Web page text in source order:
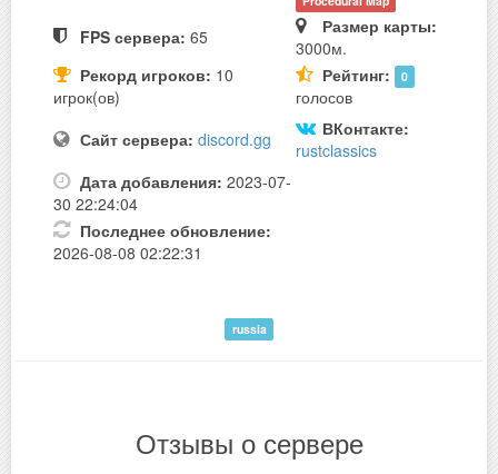
FPS сервера: 65
Размер карты:
3000м.
Рекорд игроков: 10
игрок(ов)
Рейтинг: 0
голосов
Сайт сервера: discord.gg
ВКонтакте:
rustclassics
Дата добавления: 2023-07-
30 22:24:04
Последнее обновление:
2026-08-08 02:22:31
russia
Отзывы о сервере